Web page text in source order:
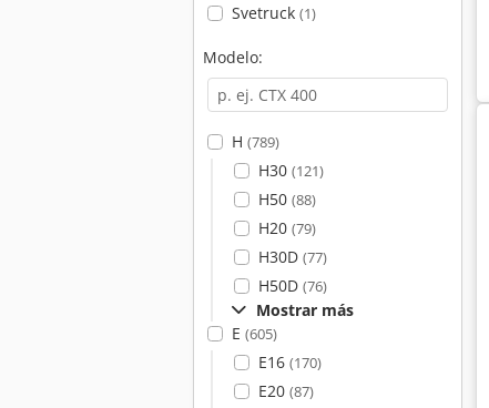
Svetruck (1)
Modelo:
H (789)
H30 (121)
H50 (88)
H20 (79)
H30D (77)
H50D (76)
Mostrar más
E (605)
E16 (170)
E20 (87)